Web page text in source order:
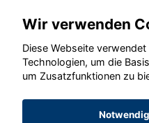
©
Wir verwenden
Diese Webseite
Technologien, um die
um Zusatzfunktionen zu